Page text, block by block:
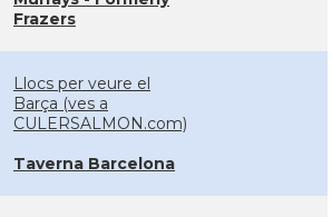
Frazers
Llocs per veure el
Barça (ves a
CULERSALMON.com)
Taverna Barcelona